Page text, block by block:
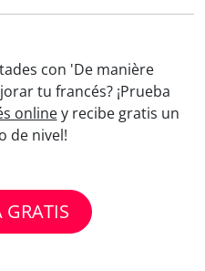
con 'De manière
tu francés? ¡Prueba
onliney recibe gratis un
de nivel!
GRATIS